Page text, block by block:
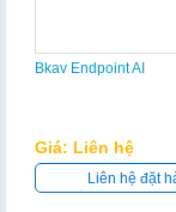
Bkav Endpoint AI
Giá: Liên hệ
Liên hệ đặt